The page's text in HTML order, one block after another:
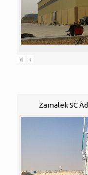
« ‹
Zamalek SC